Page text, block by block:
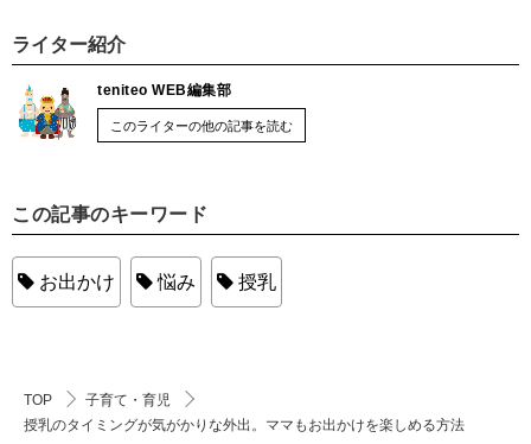
ライター紹介
teniteo WEB編集部
このライターの他の記事を読む
この記事のキーワード
お出かけ 悩み 授乳
TOP
子育て・育児
授乳のタイミングが気がかりな外出。ママもお出かけを楽しめる方法